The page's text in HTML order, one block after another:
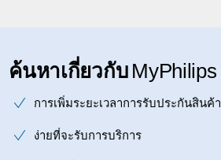
ค้นหาเกี่ยวกับ MyPhilips
การเพิ่มระยะเวลาการรับประกันสินค้า
ง่ายที่จะรับการบริการ